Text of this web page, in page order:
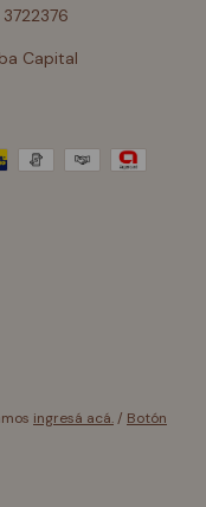
Capital
ingresá acá. / Botón